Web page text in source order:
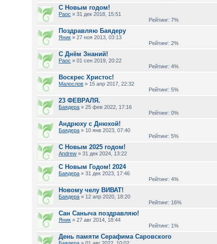
С Новым годом!
Раос » 31 дек 2018, 15:51
Рейтинг: 7%
Поздравляю Баядеру
Яник » 27 ноя 2013, 03:13
Рейтинг: 2%
С Днём Знаний!
Раос » 01 сен 2019, 20:22
Рейтинг: 4%
Воскрес Христос!
Малослов » 15 апр 2017, 22:32
Рейтинг: 5%
23 ФЕВРАЛЯ.
Баядера » 25 фев 2022, 17:16
Рейтинг: 0%
Андрюху с Днюхой!
Баядера » 10 янв 2023, 07:40
Рейтинг: 5%
С Новым 2025 годом!
Andrew » 31 дек 2024, 13:22
С Новым Годом! 2024
Баядера » 31 дек 2023, 17:46
Рейтинг: 4%
Новому челу ВИВАТ!
Баядера » 12 апр 2020, 18:20
Рейтинг: 16%
Сан Саныча поздравляю!
Яник » 27 авг 2014, 18:44
Рейтинг: 1%
День памяти Серафима Саровского